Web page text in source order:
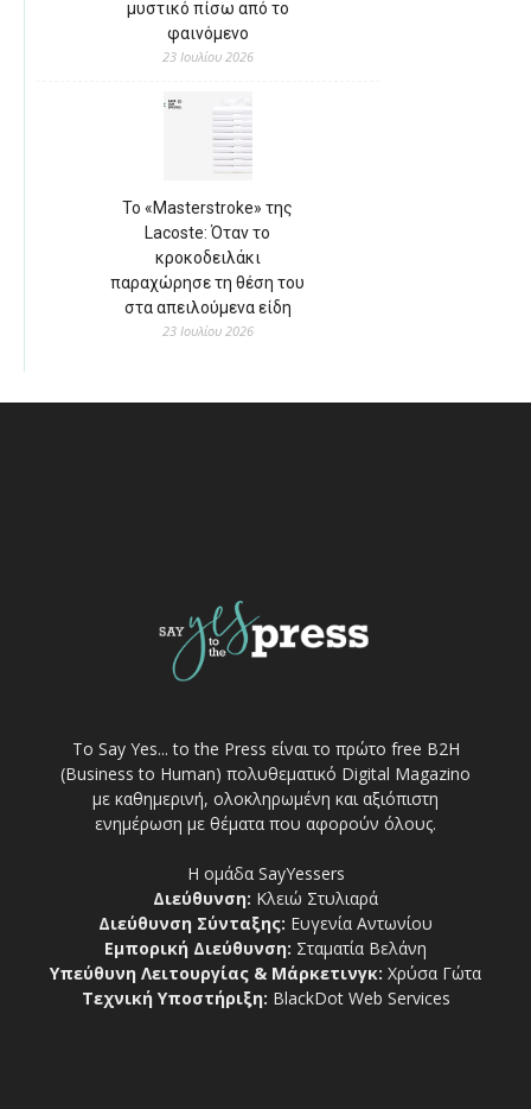
μυστικό πίσω από το
φαινόμενο
23 Ιουλίου 2026
Το «Masterstroke» της
Lacoste: Όταν το
κροκοδειλάκι
παραχώρησε τη θέση του
στα απειλούμενα είδη
23 Ιουλίου 2026
Το Say Yes... to the Press είναι το πρώτο free Β2Η
(Business to Human) πολυθεματικό Digital Magazino
με καθημερινή, ολοκληρωμένη και αξιόπιστη
ενημέρωση με θέματα που αφορούν όλους.
Η ομάδα SayYessers
Διεύθυνση: Κλειώ Στυλιαρά
Διεύθυνση Σύνταξης: Ευγενία Αντωνίου
Εμπορική Διεύθυνση: Σταματία Βελάνη
Υπεύθυνη Λειτουργίας & Μάρκετινγκ: Χρύσα Γώτα
Τεχνική Υποστήριξη: BlackDot Web Services